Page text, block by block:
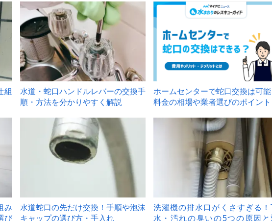
組
2
水道・蛇口ハンドルレバーの交換手
順・方法を分かりやすく解説
ホームセンターで蛇口交換は可能
料金の相場や業者選びのポイント
み
び
水道蛇口の先だけ交換！手順や泡沫
キャップの選び方・手入れ
洗濯機の排水口がくさすぎる！
水・汚れの臭いの5つの原因と